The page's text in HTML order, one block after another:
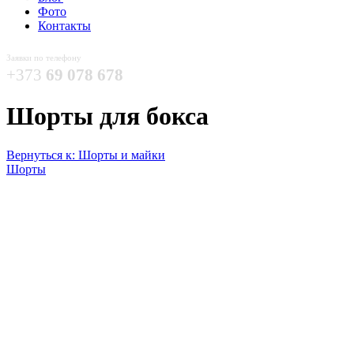
Фото
Контакты
Заявки по телефону
+373 69 078 678
Шорты для бокса
Вернуться к: Шорты и майки
Шорты